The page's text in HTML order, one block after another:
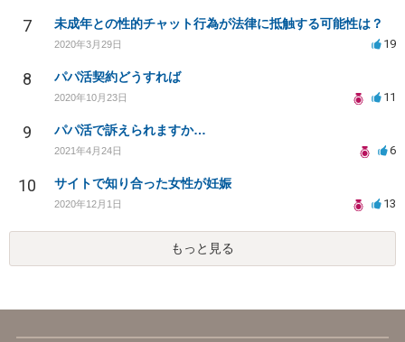
7 未成年との性的チャット行為が法律に抵触する可能性は？
2020年3月29日 19
8 パパ活契約どうすれば
2020年10月23日 11
9 パパ活で訴えられますか…
2021年4月24日 6
10 サイトで知り合った女性が妊娠
2020年12月1日 13
もっと見る